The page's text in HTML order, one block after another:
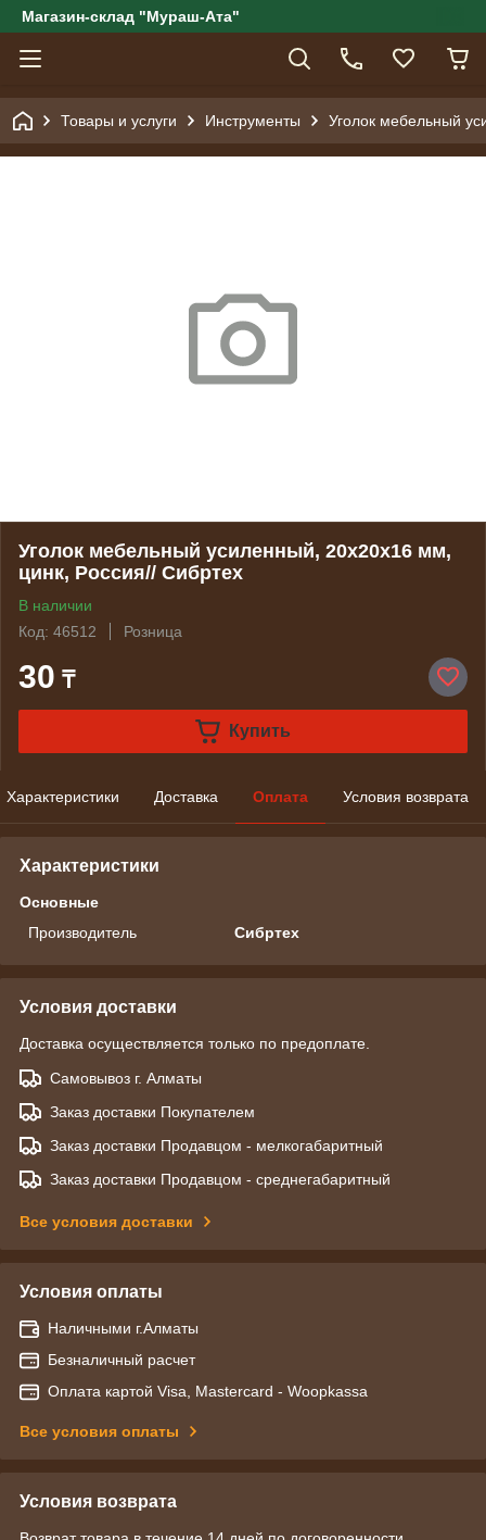
Магазин-склад "Мураш-Ата"
Товары и услуги Инструменты Уголок мебельный
Уголок мебельный усиленный, 20х20х16 мм,
цинк, Россия// Сибртех
В наличии
Код: 46512
Розница
30 ₸
Купить
Характеристики Доставка Оплата Условия возврата
Характеристики
Основные
Производитель
Сибртех
Условия доставки
Доставка осуществляется только по предоплате.
Самовывоз г. Алматы
Заказ доставки Покупателем
Заказ доставки Продавцом - мелкогабаритный
Заказ доставки Продавцом - среднегабаритный
Все условия доставки
Условия оплаты
Наличными г.Алматы
Безналичный расчет
Оплата картой Visa, Mastercard - Woopkassa
Все условия оплаты
Условия возврата